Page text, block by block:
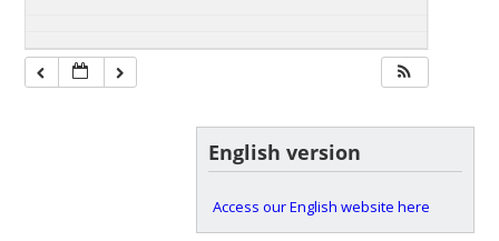
English version
Access our English website here